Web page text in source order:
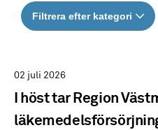
Filtrera efter kategori
02 juli 2026
I höst tar Region